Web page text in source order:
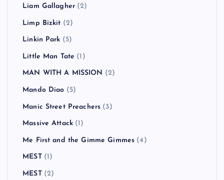
Liam Gallagher (2)
Limp Bizkit (2)
Linkin Park (5)
Little Man Tate (1)
MAN WITH A MISSION (2)
Mando Diao (5)
Manic Street Preachers (3)
Massive Attack (1)
Me First and the Gimme Gimmes (4)
MEST(1)
MEST(2)